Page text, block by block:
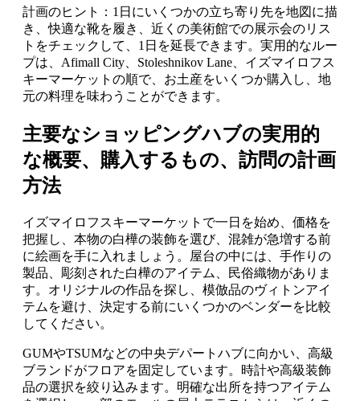
計画のヒント：1日にいくつかの立ち寄り先を地図に描
き、快適な靴を履き、近くの美術館での展示会のリス
トをチェックして、1日を延長できます。実用的なルー
プは、Afimall City、Stoleshnikov Lane、イズマイロフス
キーマーケットの順で、お土産をいくつか購入し、地
元の料理を味わうことができます。
主要なショッピングハブの実用的
な概要、購入するもの、訪問の計画
方法
イズマイロフスキーマーケットで一日を始め、価格を
把握し、本物の白樺の装飾を選び、混雑が急増する前
に絵画を手に入れましょう。屋台の中には、手作りの
製品、彫刻された白樺のアイテム、民俗織物がありま
す。オリジナルの作品を探し、模倣品のヴィトンアイ
テムを避け、決定する前にいくつかのベンダーを比較
してください。
GUMやTSUMなどの中央デパートハブに向かい、高級
ブランドがフロアを固定しています。時計や高級装飾
品の選択を絞り込みます。明確な出所を持つアイテム